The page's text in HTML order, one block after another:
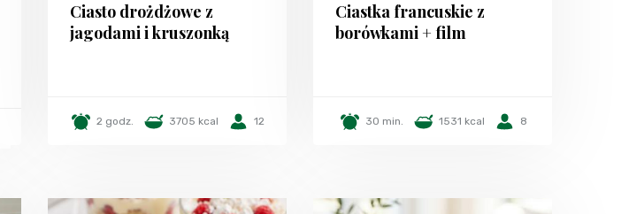
Ciasto drożdżowe z
jagodami i kruszonką
2 godz. 3705 kcal 12
Ciastka francuskie z
borówkami + film
30 min. 1531 kcal 8